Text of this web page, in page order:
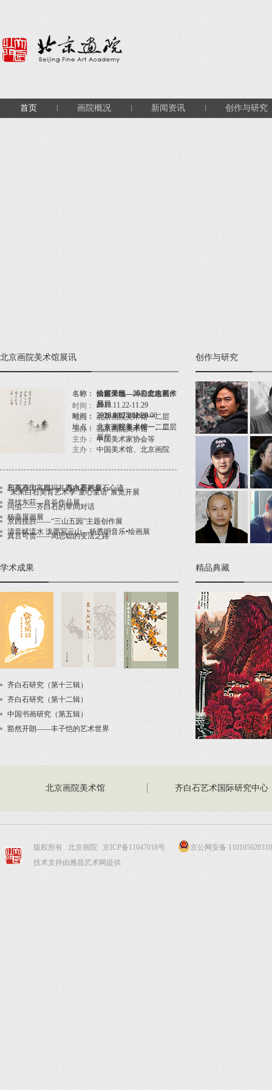
首页 画院概况 新闻资讯 创作与研究
北京画院美术馆展讯
名称：
灿然天地——关广志艺术
展
时间：
2026.8.07-2026.9.06
地点：
北京画院美术馆一、二层
展厅
主办：
中国美术馆、北京画院
“未来白石美育艺术季·童心童语”展览开展
问虫——齐白石的草间对话
京西揽胜——“三山五园”主题创作展
真言可贵——周思聪的变法之路
名称：
洪耀弹线—2013北京展
时间：
2013.11.22-11.29
地点：
北京画院美术馆一二层
主办：
北京画院美术馆
三百石印富翁——齐白石的金石心迹
名称：
松窗采薇—溥心畬绘画作
品展
时间：
2013.10.25-11.20
地点：
北京画院美术馆一二层
主办：
中国美术家协会等
和美净土—巴玛扎西水墨画展
寻找东莊—肖谷作品展
杨燕屏画展
清音赋流水 泼墨写云山—杨秀明音乐•绘画展
创作与研究
学术成果
齐白石研究（第十三辑）
齐白石研究（第十二辑）
中国书画研究（第五辑）
豁然开朗——丰子恺的艺术世界
精品典藏
北京画院美术馆 齐白石艺术国际研究中心
版权所有 北京画院 京ICP备11047018号
京公网安备
技术支持由雅昌艺术网提供